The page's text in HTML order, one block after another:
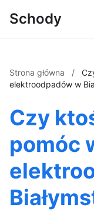
Schody
Strona główna /
elektroodpadów w
Czy
pomóc